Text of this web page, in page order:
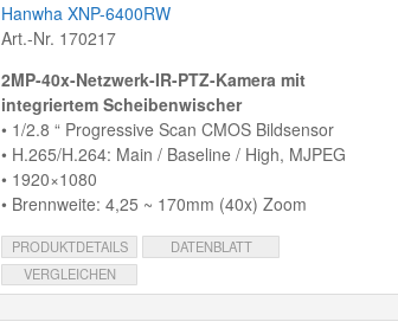
Hanwha XNP-6400RW
Art.-Nr. 170217
2MP-40x-Netzwerk-IR-PTZ-Kamera mit
integriertem Scheibenwischer
• 1/2.8 “ Progressive Scan CMOS Bildsensor
• H.265/H.264: Main / Baseline / High, MJPEG
• 1920×1080
• Brennweite: 4,25 ~ 170mm (40x) Zoom
PRODUKTDETAILS
DATENBLATT
VERGLEICHEN